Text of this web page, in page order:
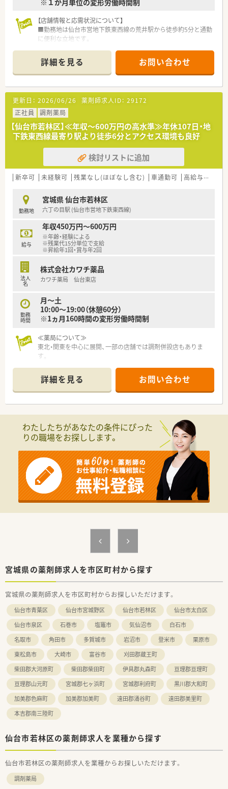
スキルを正当に考慮した上で最終的な給与額が決定されます。
方の相談も可能となっており、幅広い年齢層を受け入れていま
す。
■住宅手当や管理薬剤師手当などの各種手当が充実しているほ
す。
※１か月単位の変形労働時間制
【店舗情報と応需状況について】
■勤務地は仙台市営地下鉄東西線の荒井駅から徒歩約5分と通勤
に便利な立地です。
枚程度に対応します。
■薬剤師は常勤4名が在籍し、常時2名から3名体制で事務スタッ
フ3名と協力しています。
【募集背景と求める人物像について】
■管理薬剤師として勤務可能な方を対象とした募集です。保険
調剤のご経験が3年ある方歓迎です。
■患者様や医師との良好な関係性を築けることなど、コミュニケ
ーションが円滑に行える方歓迎です。
■報告・連絡・相談を徹底し、問い合わせにも迅速かつ誠実に対応
できる方を歓迎します。
【職場環境と雰囲気】
■代表取締役も薬剤師であり、従業員との距離が近く非常に風通
■エリアマネージャーによる入社後のサポート体制も整ってお
り、安心して業務に臨めます。
■服装も自由度が高く、パーマやネクタイなしも可能で、同業他
社以外であれば副業も可能です。
【法人特徴について】
■宮城県と岩手県で調剤薬局のほか訪問看護や居宅介護支援事
■在宅医療と外来対応のハイブリッド型薬局を目指し、地域医療
に幅広く貢献しています。
での連携がとりやすいです。
詳細を見る お問い合わせ
更新日： 2026/06/26 薬剤師求人ID： 29172
正社員
調剤薬局
【仙台市若林区】≪年収～600万円の高水準≫年休107日・地
下鉄東西線最寄り駅より徒歩6分とアクセス環境も良好
検討リストに追加
新卒可 未経験可 残業なし(ほぼなし含む) 車通勤可 高給与(600万円以上)
勤務地
宮城県 仙台市若林区
六丁の目駅 (仙台市営地下鉄東西線)
給与
年収450万円～600万円
※年齢・経験による
※残業代15分単位で支給
※昇給年1回・賞与年2回
法人
名
株式会社カワチ薬品
カワチ薬局 仙台東店
勤務
時間
月～土
10:00～19:00（休憩60分）
※1ヵ月160時間の変形労働時間制
≪薬局について≫
東北・関東を中心に展開、一部の店舗では調剤併設店もありま
す。
の実現を目指し
スケール・品揃え・価格・利便性の充実した店舗運営で、
1店舗あたりの売上高は業界平均の3倍～5倍の売上を誇ってい
る安定企業。
品揃えの提案等の権限をそれぞれの店舗に委譲しており、
社員のモチベーション維持はもちろん、
地域に本当に必要なサービスを提供できるよう配慮している薬
詳細を見る お問い合わせ
わたしたちがあなたの条件にぴった
りの職場をお探しします。
宮城県の薬剤師求人を市区町村から探す
宮城県の薬剤師求人を市区町村からお探しいただけます。
仙台市青葉区 仙台市宮城野区 仙台市若林区
仙台市太白区
仙台市泉区
石巻市 塩竈市 気仙沼市
白石市
名取市
角田市 多賀城市 岩沼市 登米市
栗原市
東松島市
大崎市 富谷市
刈田郡蔵王町
柴田郡大河原町
柴田郡柴田町 伊具郡丸森町
亘理郡亘理町
亘理郡山元町
宮城郡七ヶ浜町 宮城郡利府町
黒川郡大和町
加美郡色麻町
加美郡加美町 遠田郡涌谷町
遠田郡美里町
本吉郡南三陸町
仙台市若林区の薬剤師求人を業種から探す
仙台市若林区の薬剤師求人を業種からお探しいただけます。
調剤薬局